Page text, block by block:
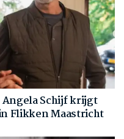
Schijf krijgt
Flikken Maastricht